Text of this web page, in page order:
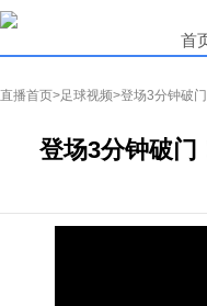
首
直播首页>足球视频>登场3分钟破
登场3分钟破门